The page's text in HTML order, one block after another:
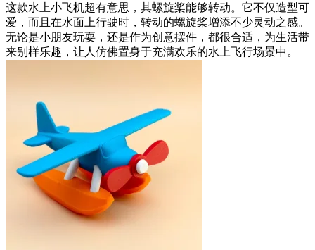
这款水上小飞机超有意思，其螺旋桨能够转动。它不仅造型可
爱，而且在水面上行驶时，转动的螺旋桨增添不少灵动之感。
无论是小朋友玩耍，还是作为创意摆件，都很合适，为生活带
来别样乐趣，让人仿佛置身于充满欢乐的水上飞行场景中。